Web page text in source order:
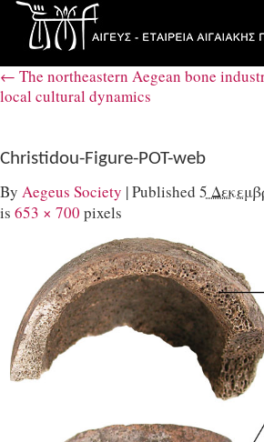
← The northeastern Aegean bone
local cultural dynamics
Christidou-Figure-POT-web
By Aegeus Society |Published 5
is 653 × 700 pixels